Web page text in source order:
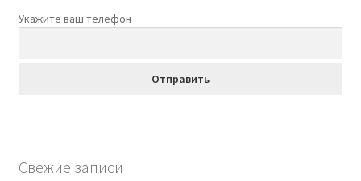
Укажите ваш телефон
Свежие записи